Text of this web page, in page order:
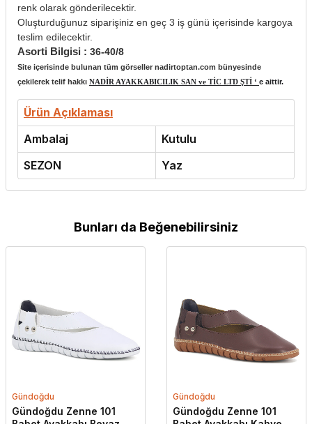
renk olarak gönderilecektir.
Oluşturduğunuz siparişiniz en geç 3 iş günü içerisinde kargoya
teslim edilecektir.
Asorti Bilgisi : 36-40/8
Site içerisinde bulunan tüm görseller nadirtoptan.com bünyesinde
çekilerek telif hakkı NADİR AYAKKABICILIK SAN ve TİC LTD ŞTİ ‘ e aittir.
Ürün Açıklaması
Ambalaj
Kutulu
SEZON
Yaz
Bunları da Beğenebilirsiniz
Gündoğdu
Gündoğdu Zenne 101
Gündoğdu
Gündoğdu Zenne 101